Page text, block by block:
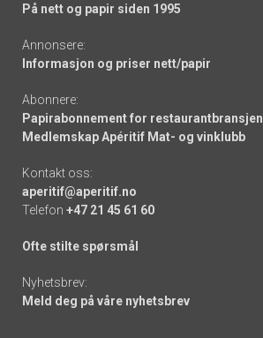
På nett og papir siden 1995
Annonsere:
Informasjon og priser nett/papir
Abonnere:
Papirabonnement for restaurantbransjen
Medlemskap Apéritif Mat- og vinklubb
Kontakt oss:
aperitif@aperitif.no
Telefon +47 21 45 61 60
Ofte stilte spørsmål
Nyhetsbrev:
Meld deg på våre nyhetsbrev